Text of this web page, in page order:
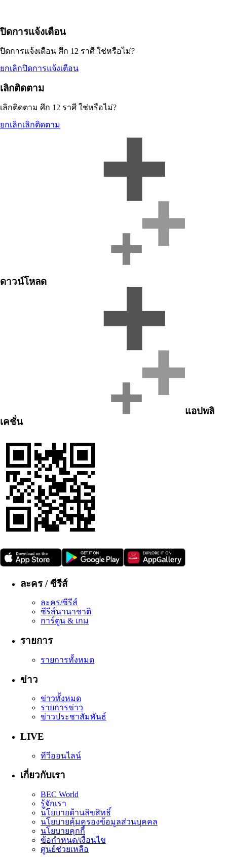
ปิดการแจ้งเตือน
ปิดการแจ้งเตือน ศึก 12 ราศี ใช่หรือไม่?
ยกเลิกปิดการแจ้งเตือน
เลิกติดตาม
เลิกติดตาม ศึก 12 ราศี ใช่หรือไม่?
ยกเลิกเลิกติดตาม
ดาวน์โหลด
แอปพลิ
เคชั่น
ละคร / ซีรีส์
ละคร/ซีรีส์
ซีรีส์นานาชาติ
การ์ตูน & เกม
รายการ
รายการทั้งหมด
ข่าว
ข่าวทั้งหมด
รายการข่าว
ข่าวประชาสัมพันธ์
LIVE
ทีวีออนไลน์
เกี่ยวกับเรา
BEC World
รู้จักเรา
นโยบายด้านลิขสิทธิ์
นโยบายคุ้มครองข้อมูลส่วนบุคคล
นโยบายคุกกี้
ข้อกำหนด/เงื่อนไข
ศูนย์ช่วยเหลือ